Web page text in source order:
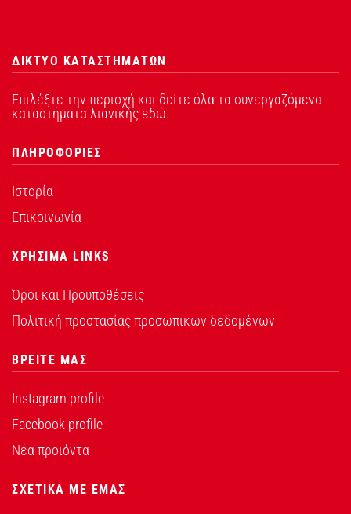
ΔΙΚΤΥΟ ΚΑΤΑΣΤΗΜΑΤΩΝ
Επιλέξτε την περιοχή και δείτε όλα τα συνεργαζόμενα
καταστήματα λιανικής εδώ.
ΠΛΗΡΟΦΟΡΙΕΣ
Ιστορία
Επικοινωνία
ΧΡΗΣΙΜΑ LINKS
Όροι και Προυποθέσεις
Πολιτική προστασίας προσωπικων δεδομένων
ΒΡΕΙΤΕ ΜΑΣ
Instagram profile
Facebook profile
Νέα προιόντα
ΣΧΕΤΙΚΑ ΜΕ ΕΜΑΣ